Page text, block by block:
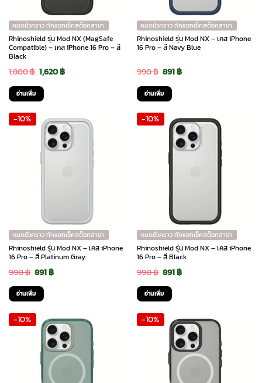
หมดชั่วคราว ทักแชทเช็คสต๊อกสาขา
Rhinoshield รุ่น Mod NX (MagSafe
Compatible) – เคส iPhone 16 Pro – สี
Black
1,800฿ Original
price
was:
1,800 ฿.
1,620฿Current
1,620 ฿.
อ่านเพิ่ม
หมดชั่วคราว ทักแชทเช็คสต๊อกสาขา
Rhinoshield รุ่น Mod NX – เคส iPhone
16 Pro – สี Navy Blue
990฿ Original
price
was:
990 ฿.
891฿Current
891 ฿.
อ่านเพิ่ม
-10%
หมดชั่วคราว ทักแชทเช็คสต๊อกสาขา
Rhinoshield รุ่น Mod NX – เคส iPhone
16 Pro – สี Platinum Gray
990฿ Original
price
was:
990 ฿.
891฿Current
891 ฿.
อ่านเพิ่ม
-10%
หมดชั่วคราว ทักแชทเช็คสต๊อกสาขา
Rhinoshield รุ่น Mod NX – เคส iPhone
16 Pro – สี Black
990฿ Original
price
was:
990 ฿.
891฿Current
891 ฿.
อ่านเพิ่ม
-10% -10%